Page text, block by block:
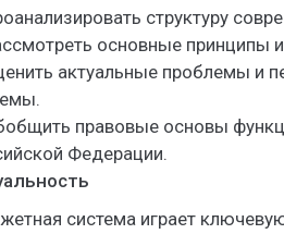
структуру
основные принципы
актуальные проблемы и
правовые основы
Федерации.
система играет